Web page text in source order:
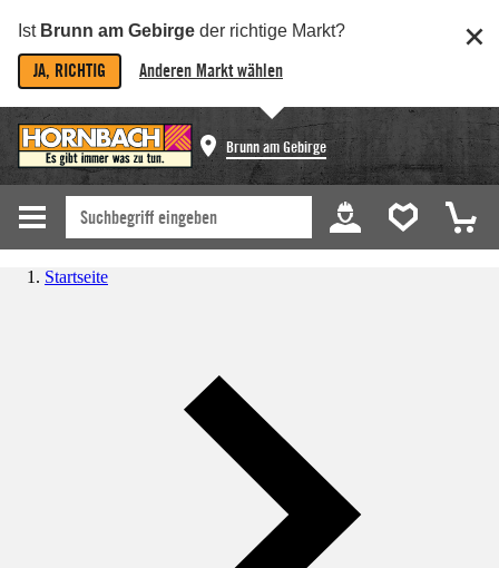
Ist Brunn am Gebirge der richtige Markt?
JA, RICHTIG Anderen Markt wählen
Brunn am Gebirge
Startseite